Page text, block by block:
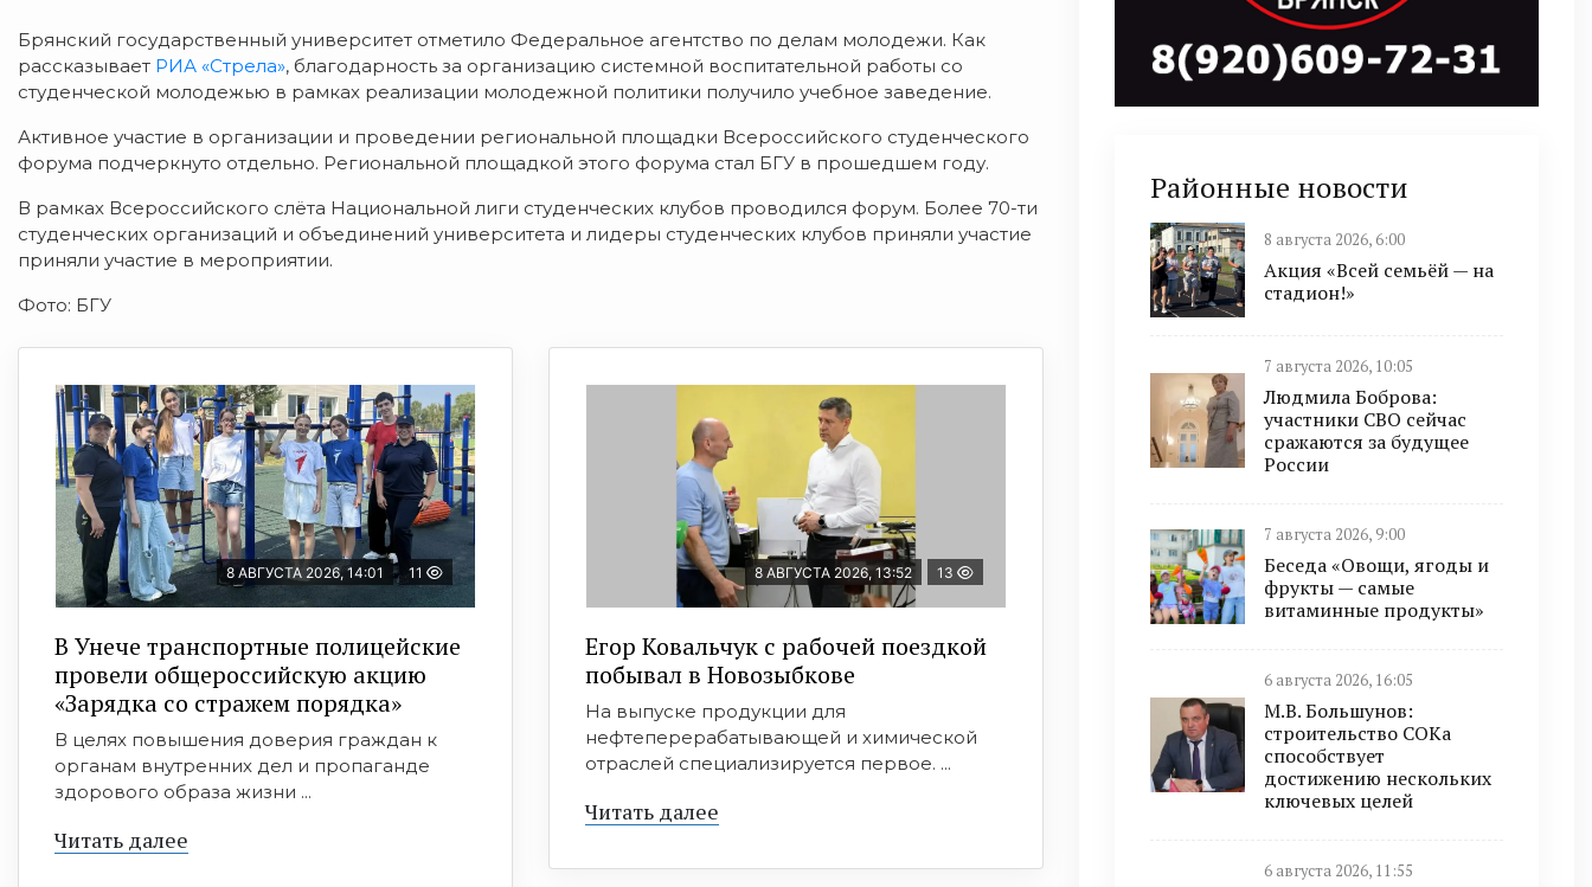
Брянский государственный университет отметило Федеральное агентство по делам молодежи. Как
рассказывает РИА «Стрела», благодарность за организацию системной воспитательной работы со
студенческой молодежью в рамках реализации молодежной политики получило учебное заведение.
Активное участие в организации и проведении региональной площадки Всероссийского студенческого
форума подчеркнуто отдельно. Региональной площадкой этого форума стал БГУ в прошедшем году.
В рамках Всероссийского слёта Национальной лиги студенческих клубов проводился форум. Более 70-ти
студенческих организаций и объединений университета и лидеры студенческих клубов приняли участие
приняли участие в мероприятии.
Фото: БГУ
8 АВГУСТА 2026, 14:01 11
В Унече транспортные полицейские
провели общероссийскую акцию
«Зарядка со стражем порядка»
В целях повышения доверия граждан к
органам внутренних дел и пропаганде
здорового образа жизни ...
Читать далее
8 АВГУСТА 2026, 13:52 13
Егор Ковальчук с рабочей поездкой
побывал в Новозыбкове
На выпуске продукции для
нефтеперерабатывающей и химической
отраслей специализируется первое. ...
Читать далее
Районные новости
8 августа 2026, 6:00
Акция «Всей семьёй — на
стадион!»
7 августа 2026, 10:05
Людмила Боброва:
участники СВО сейчас
сражаются за будущее
России
7 августа 2026, 9:00
Беседа «Овощи, ягоды и
фрукты — самые
витаминные продукты»
6 августа 2026, 16:05
М.В. Большунов:
строительство СОКа
способствует
достижению нескольких
ключевых целей
6 августа 2026, 11:55